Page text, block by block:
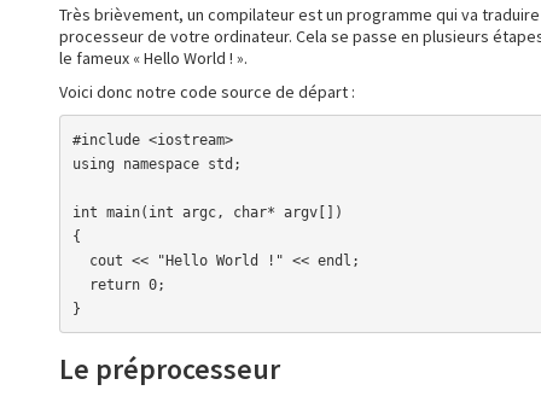
Très brièvement, un compilateur est un programme qui va
processeur de votre ordinateur. Cela se passe en plusieurs
le fameux « Hello World ! ».
Voici donc notre code source de départ :
#include <iostream>
using namespace std;
int main(int argc, char* argv[])
{
}
Le préprocesseur